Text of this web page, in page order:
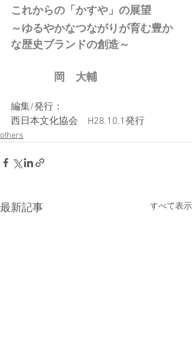
これからの「かすや」の展望
～ゆるやかなつながりが育む豊か
な歴史ブランドの創造～
岡　大輔
編集/発行：
西日本文化協会　H28.10.1発行
others
最新記事 すべて表示